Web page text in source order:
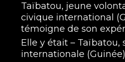
Taïbatou, jeune
civique international
témoigne de son
Elle y était – Taïbatou,
internationale